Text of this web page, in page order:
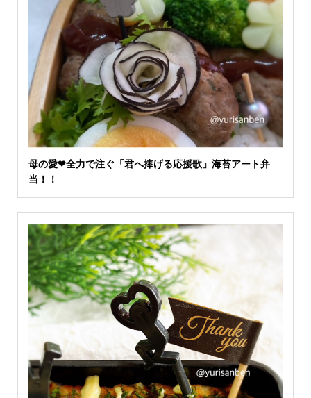
母の愛❤︎全力で注ぐ「君へ捧げる応援歌」海苔アート弁
当！！